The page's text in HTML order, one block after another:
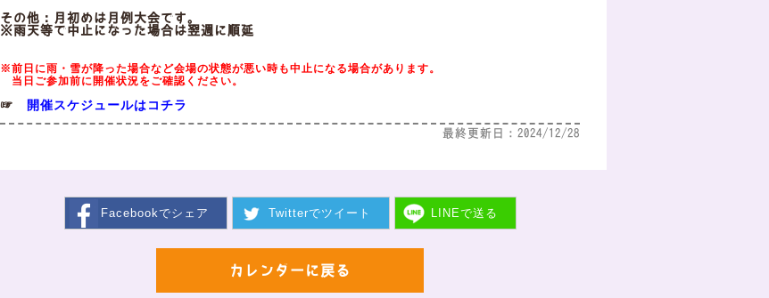
その他：月初めは月例大会です。
※雨天等で中止になった場合は翌週に順延
※前日に雨・雪が降った場合など会場の状態が悪い時も中止になる場合があります。
当日ご参加前に開催状況をご確認ください。
☞
開催スケジュールはコチラ
最終更新日：2024/12/28
Facebookでシェア Twitterでツイート LINEで送る
カレンダーに戻る